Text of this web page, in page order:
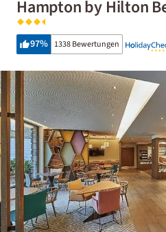
Hampton by Hilton
97% 1338 Bewertungen